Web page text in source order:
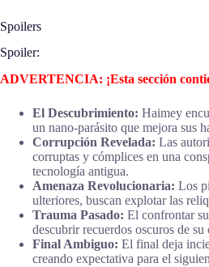
Spoilers
Spoiler:
ADVERTENCIA: ¡Esta sección
El Descubrimiento: Haimey
un nano-parásito que mejora sus
Corrupción Revelada: Las
corruptas y cómplices en una
tecnología antigua.
Amenaza Revolucionaria: Los
ulteriores, buscan explotar las
Trauma Pasado: El confrontar
descubrir recuerdos oscuros de
Final Ambiguo: El final deja
creando expectativa para el